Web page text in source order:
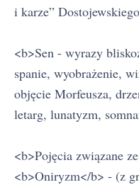
i karze”
<b>Sen - wyrazy
spanie, wyobrażenie,
objęcie Morfeusza,
letarg, lunatyzm,
<b>Pojęcia związane
<b>Oniryzm</b> - (z